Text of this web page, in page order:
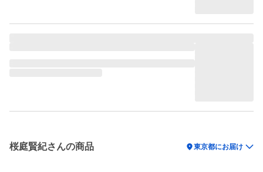
桜庭賢紀さんの商品 location_on東京都にお届け